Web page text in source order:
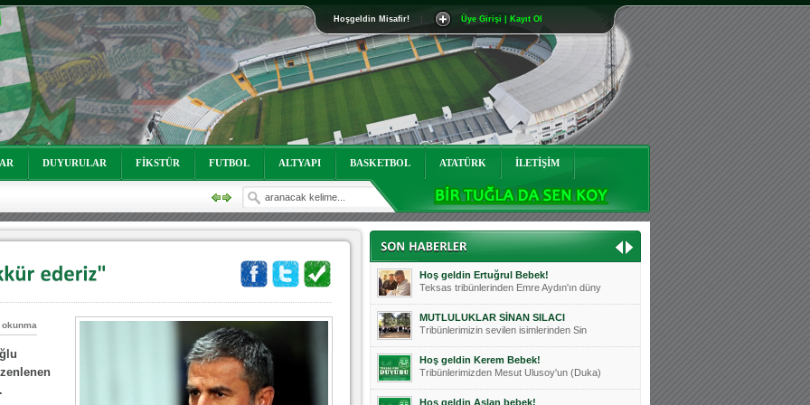
Hoşgeldin Misafir! Üye Girişi | Kayıt Ol
DUYURULAR FİKSTÜR FUTBOL ALTYAPI BASKETBOL ATATÜRK İLETİŞİM
okunma
Mutluluklar Ceyhun Tetik
Teksas tribünlerinin sevilen isimlerinde
Bursasporumuzun önü açılsın is
Teksaslı Bursasporlular Derneği Başkanı
Hoş geldin Alaz Bebek!
Teksas.org sistem yöneticisi, ekibimizin
Hoş geldin Göktuğ Bebek!
Teksas.org ekibimizden ve tribünlerimizi
Hoş geldin Kadir Kağan Bebek!
Teksas tribünlerinden Basri İleri'nin dü
Hoş geldin Ertuğrul Bebek!
Teksas tribünlerinden Emre Aydın'ın düny
MUTLULUKLAR SİNAN SILACI
Tribünlerimizin sevilen isimlerinden Sin
Hoş geldin Kerem Bebek!
Tribünlerimizden Mesut Ulusoy'un (Duka)
Hoş geldin Aslan bebek!